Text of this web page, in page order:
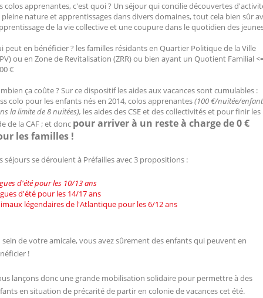
colos apprenantes, c'est quoi ? Un séjour qui concilie découvertes
pleine nature et apprentissages dans divers domaines, tout cela bien sûr
de la vie collective et une coupure dans le quotidien des
peut en bénéficier ? les familles résidants en Quartier Politique de la Ville
ou en Zone de Revitalisation (ZRR) ou bien ayant un Quotient Familial
€
ça coûte ? Sur ce dispositif les aides aux vacances sont cumulables :
colo pour les enfants nés en 2014, colos apprenantes(100 €/nuitée/enfant
la limite de 8 nuitées), les aides des CSE et des collectivités et pour finir les
de la CAF ; et donc pour arriver à un reste à charge de 0 €
les familles !
séjours se déroulent à Préfailles avec 3 propositions :
d'été pour les 10/13 ans
d'été pour les 14/17 ans
légendaires de l'Atlantique pour les 6/12 ans
sein de votre amicale, vous avez sûrement des enfants qui peuvent en
!
lançons donc une grande mobilisation solidaire pour permettre à des
en situation de précarité de partir en colonie de vacances cet été.